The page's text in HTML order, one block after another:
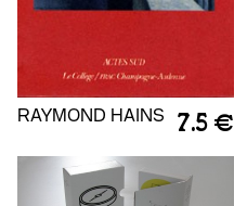
RAYMOND HAINS 7.5 €